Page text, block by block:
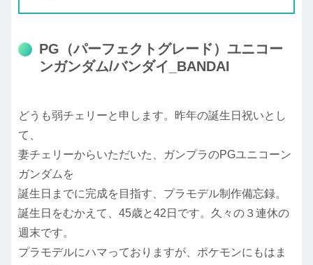
PG（パーフェクトグレード）ユニコー
ンガンダム/バンダイ_BANDAI
どうも弱チェリーと申します。昨年の誕生日祝いとし
て、
妻チェリーからいただいた、ガンプラのPGユニコーン
ガンダムを
誕生日までに完成を目指す、プラモデル制作備忘録。
誕生日をむかえて、45歳と42日です。久々の３連休の
週末です。
プラモデルにハマっておりますが、ポケモンにもはま